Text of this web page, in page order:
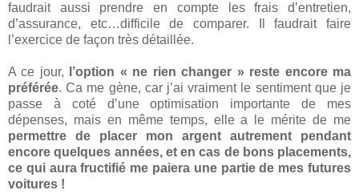
faudrait aussi prendre en compte les frais d’entretien,
d’assurance, etc…difficile de comparer. Il faudrait faire
l’exercice de façon très détaillée.
A ce jour,
l’option « ne rien changer » reste encore ma
préférée. Ca me gène, car j’ai vraiment le sentiment que je
passe à coté d’une optimisation importante de mes
dépenses, mais en même temps, elle a le mérite de me
permettre de placer mon argent autrement pendant
encore quelques années, et en cas de bons placements,
ce qui aura fructifié me paiera une partie de mes futures
voitures !